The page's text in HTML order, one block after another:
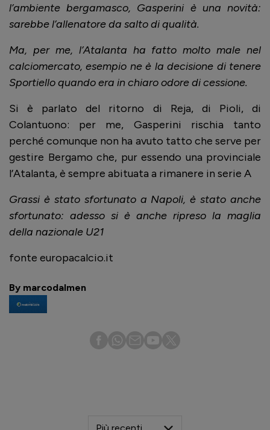
l’ambiente bergamasco, Gasperini è una novità:
sarebbe l’allenatore da salto di qualità.
Ma, per me, l’Atalanta ha fatto molto male nel
calciomercato, esempio ne è la decisione di tenere
Sportiello quando era in chiaro odore di cessione.
Si è parlato del ritorno di Reja, di Pioli, di
Colantuono: per me, Gasperini rischia tanto
perché comunque non ha avuto tatto che serve per
gestire Bergamo che, pur essendo una provinciale
l’Atalanta, è sempre abituata a rimanere in serie A
Grassi è stato sfortunato a Napoli, è stato anche
sfortunato: adesso si è anche ripreso la maglia
della nazionale U21
fonte europacalcio.it
By marcodalmen